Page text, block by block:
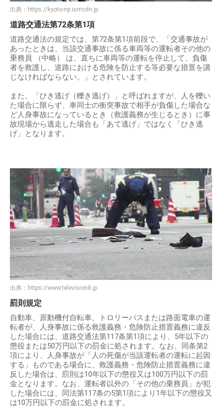
出典： https://kyoto-np.ismcdn.jp
道路交通法第72条第1項
道路交通法の規定では、第72条第1項前段で、「交通事故が
あったときは、当該交通事故に係る車両等の運転者その他の
乗務員 （中略） は、直ちに車両等の運転を停止して、負傷
者を救護し、道路における危険を防止する等必要な措置を講
じなければならない。」とされています。
また、「ひき逃げ（轢き逃げ）」と呼ばれますが、人を轢い
た場合に限らず、車同士の衝突事故で相手が負傷した場合な
ど人身事故になっているとき（救護義務が生じるとき）に事
故現場から逃走した場合も「あて逃げ」ではなく「ひき逃
げ」となります。
出典： https://www.television8.jp
罰則規定
自動車、原動機付自転車、トロリーバスまたは路面電車の運
転者が、人身事故に係る救護義務・危険防止措置義務に違反
した場合には、道路交通法第117条第1項により、5年以下の
懲役または50万円以下の罰金に処されます。なお、同条第2
項により、人身事故が「人の死傷が当該運転者の運転に起因
する」ものである場合に、救護義務・危険防止措置義務に違
反した場合は、罰則は10年以下の懲役又は100万円以下の罰
金となります。なお、運転者以外の「その他の乗務員」が犯
した場合には、同法第117条の5第1項により1年以下の懲役又
は10万円以下の罰金に処されます。